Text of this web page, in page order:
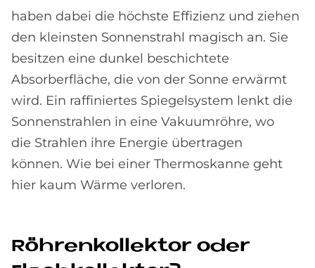
haben dabei die höchste Effizienz und ziehen
den kleinsten Sonnenstrahl magisch an. Sie
besitzen eine dunkel beschichtete
Absorberfläche, die von der Sonne erwärmt
wird. Ein raffiniertes Spiegelsystem lenkt die
Sonnenstrahlen in eine Vakuumröhre, wo
die Strahlen ihre Energie übertragen
können. Wie bei einer Thermoskanne geht
hier kaum Wärme verloren.
Röh­ren­kol­lek­tor oder